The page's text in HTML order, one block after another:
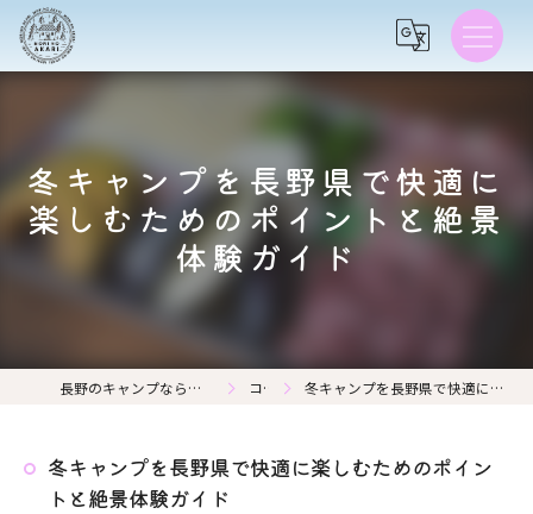
冬キャンプを長野県で快適に
楽しむためのポイントと絶景
体験ガイド
長野のキャンプなら森の灯キャンプ場・茶亭 森の灯 コラム 冬キャンプを長野県で快適に楽しむためのポイントと絶景体験ガイド
冬キャンプを長野県で快適に楽しむためのポイン
トと絶景体験ガイド